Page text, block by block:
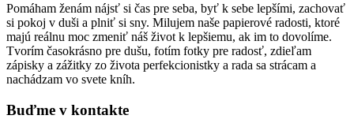
Pomáham ženám nájsť si čas pre seba, byť k sebe lepšími, zachovať
si pokoj v duši a plniť si sny. Milujem naše papierové radosti, ktoré
majú reálnu moc zmeniť náš život k lepšiemu, ak im to dovolíme.
Tvorím časokrásno pre dušu, fotím fotky pre radosť, zdieľam
zápisky a zážitky zo života perfekcionistky a rada sa strácam a
nachádzam vo svete kníh.
Buďme v kontakte